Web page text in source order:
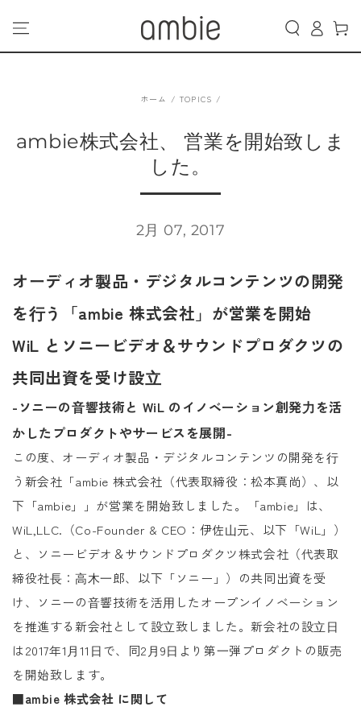
プする
イ
ー
ト
ホーム / TOPICS /
ambie株式会社、 営業を開始致しま
した。
2月 07, 2017
オーディオ製品・デジタルコンテンツの開発
を⾏う「ambie 株式会社」が営業を開始
WiL とソニービデオ＆サウンドプロダクツの
共同出資を受け設⽴
-ソニーの⾳響技術と WiL のイノベーション創発⼒を活
かしたプロダクトやサービスを展開-
この度、オーディオ製品・デジタルコンテンツの開発を⾏
う新会社「ambie 株式会社（代表取締役：松本真尚）、以
下「ambie」」が営業を開始致しました。「ambie」は、
WiL,LLC.（Co-Founder & CEO：伊佐⼭元、以下「WiL」）
と、ソニービデオ＆サウンドプロダクツ株式会社（代表取
締役社⻑：⾼⽊⼀郎、以下「ソニー」）の共同出資を受
け、ソニーの⾳響技術を活⽤したオープンイノベーション
を推進する新会社として設⽴致しました。新会社の設⽴⽇
は2017年1⽉11⽇で、同2⽉9⽇より第⼀弾プロダクトの販売
を開始致します。
■ambie 株式会社 に関して